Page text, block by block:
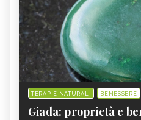
TERAPIE NATURALI BENESSERE
Giada: proprietà e